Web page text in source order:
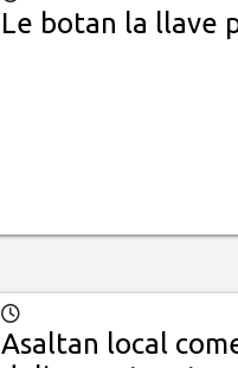
Le botan la llave
Asaltan local